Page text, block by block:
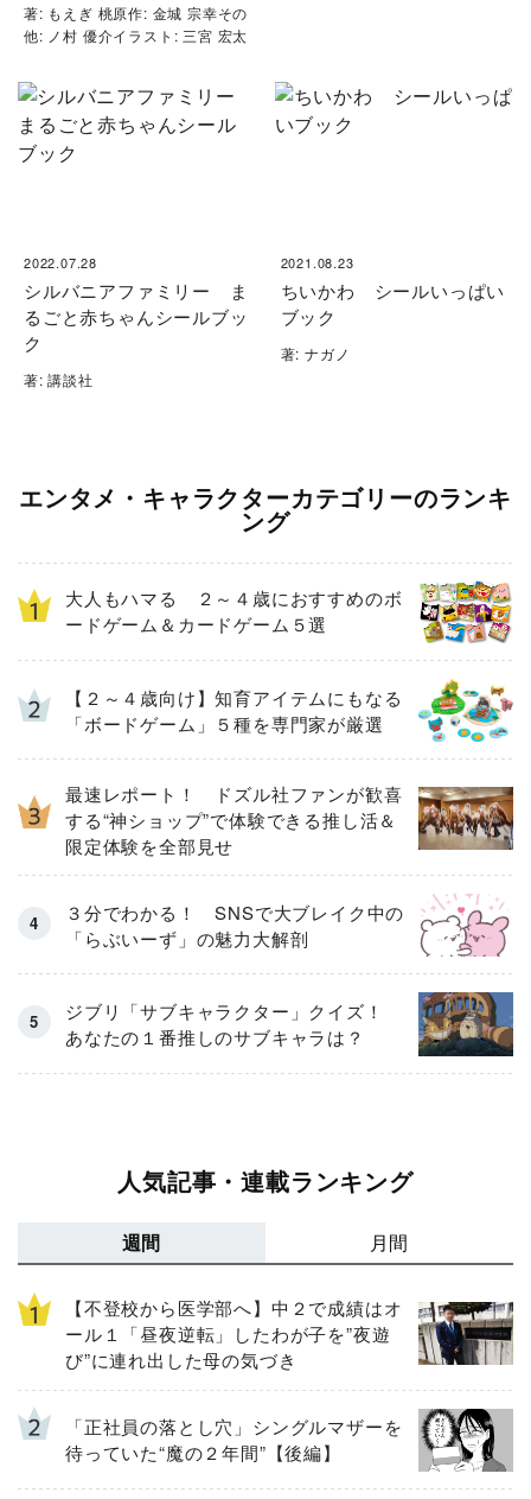
著: もえぎ 桃原作: 金城 宗幸その
他: ノ村 優介イラスト: 三宮 宏太
2022.07.28
シルバニアファミリー ま
るごと赤ちゃんシールブッ
ク
著: 講談社
2021.08.23
ちいかわ シールいっぱい
ブック
著: ナガノ
エンタメ・キャラクターカテゴリーのランキ
ング
大人もハマる ２～４歳におすすめのボ
ードゲーム＆カードゲーム５選
【２～４歳向け】知育アイテムにもなる
「ボードゲーム」５種を専門家が厳選
最速レポート！ ドズル社ファンが歓喜
する“神ショップ”で体験できる推し活＆
限定体験を全部見せ
３分でわかる！ SNSで大ブレイク中の
「らぶいーず」の魅力大解剖
ジブリ「サブキャラクター」クイズ！
あなたの１番推しのサブキャラは？
人気記事・連載ランキング
週間 月間
【不登校から医学部へ】中２で成績はオ
ール１「昼夜逆転」したわが子を”夜遊
び”に連れ出した母の気づき
「正社員の落とし穴」シングルマザーを
待っていた“魔の２年間”【後編】